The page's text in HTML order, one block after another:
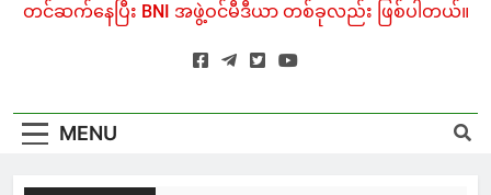
တင်ဆက်နေပြီး BNI အဖွဲ့ဝင်မီဒီယာ တစ်ခုလည်း ဖြစ်ပါတယ်။
MENU